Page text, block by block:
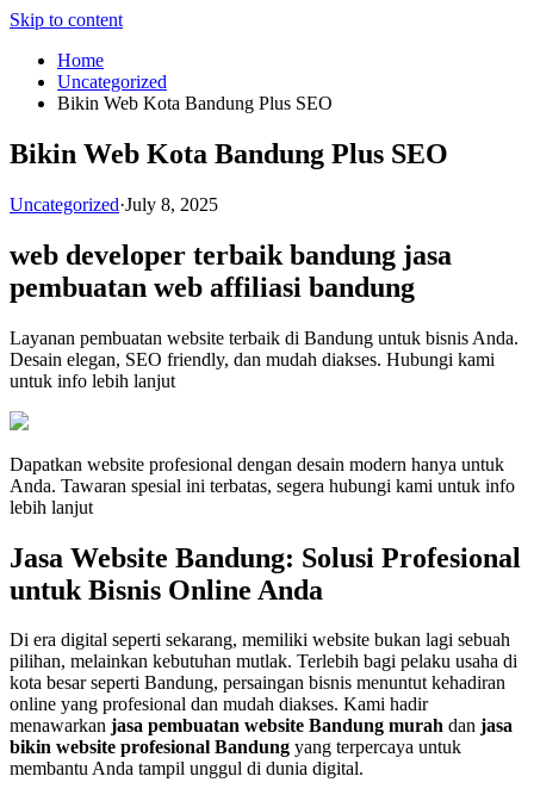
Skip to content
Home
Uncategorized
Bikin Web Kota Bandung Plus SEO
Bikin Web Kota Bandung Plus SEO
Uncategorized·July 8, 2025
web developer terbaik bandung jasa
pembuatan web affiliasi bandung
Layanan pembuatan website terbaik di Bandung untuk bisnis Anda.
Desain elegan, SEO friendly, dan mudah diakses. Hubungi kami
untuk info lebih lanjut
Dapatkan website profesional dengan desain modern hanya untuk
Anda. Tawaran spesial ini terbatas, segera hubungi kami untuk info
lebih lanjut
Jasa Website Bandung: Solusi Profesional
untuk Bisnis Online Anda
Di era digital seperti sekarang, memiliki website bukan lagi sebuah
pilihan, melainkan kebutuhan mutlak. Terlebih bagi pelaku usaha di
kota besar seperti Bandung, persaingan bisnis menuntut kehadiran
online yang profesional dan mudah diakses. Kami hadir
menawarkan jasa pembuatan website Bandung murah dan jasa
bikin website profesional Bandung yang terpercaya untuk
membantu Anda tampil unggul di dunia digital.